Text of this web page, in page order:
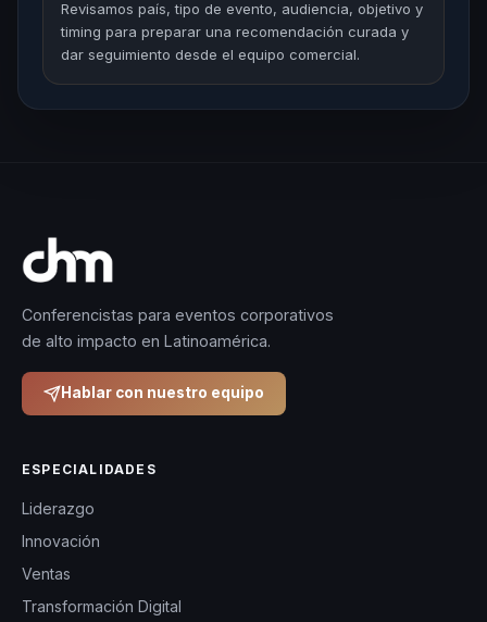
Revisamos país, tipo de evento, audiencia, objetivo y
timing para preparar una recomendación curada y
dar seguimiento desde el equipo comercial.
Conferencistas para eventos corporativos
de alto impacto en Latinoamérica.
Hablar con nuestro equipo
ESPECIALIDADES
Liderazgo
Innovación
Ventas
Transformación Digital